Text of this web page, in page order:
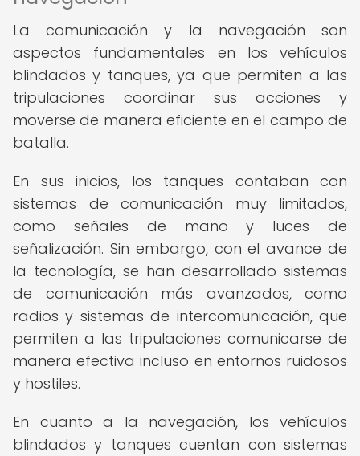
La comunicación y la navegación son
aspectos fundamentales en los vehículos
blindados y tanques, ya que permiten a las
tripulaciones coordinar sus acciones y
moverse de manera eficiente en el campo de
batalla.
En sus inicios, los tanques contaban con
sistemas de comunicación muy limitados,
como señales de mano y luces de
señalización. Sin embargo, con el avance de
la tecnología, se han desarrollado sistemas
de comunicación más avanzados, como
radios y sistemas de intercomunicación, que
permiten a las tripulaciones comunicarse de
manera efectiva incluso en entornos ruidosos
y hostiles.
En cuanto a la navegación, los vehículos
blindados y tanques cuentan con sistemas